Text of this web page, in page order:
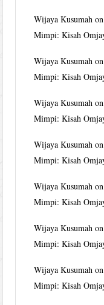
Wijaya Kusumah
Mimpi: Kisah
Wijaya Kusumah
Mimpi: Kisah
Wijaya Kusumah
Mimpi: Kisah
Wijaya Kusumah
Mimpi: Kisah
Wijaya Kusumah
Mimpi: Kisah
Wijaya Kusumah
Mimpi: Kisah
Wijaya Kusumah
Mimpi: Kisah